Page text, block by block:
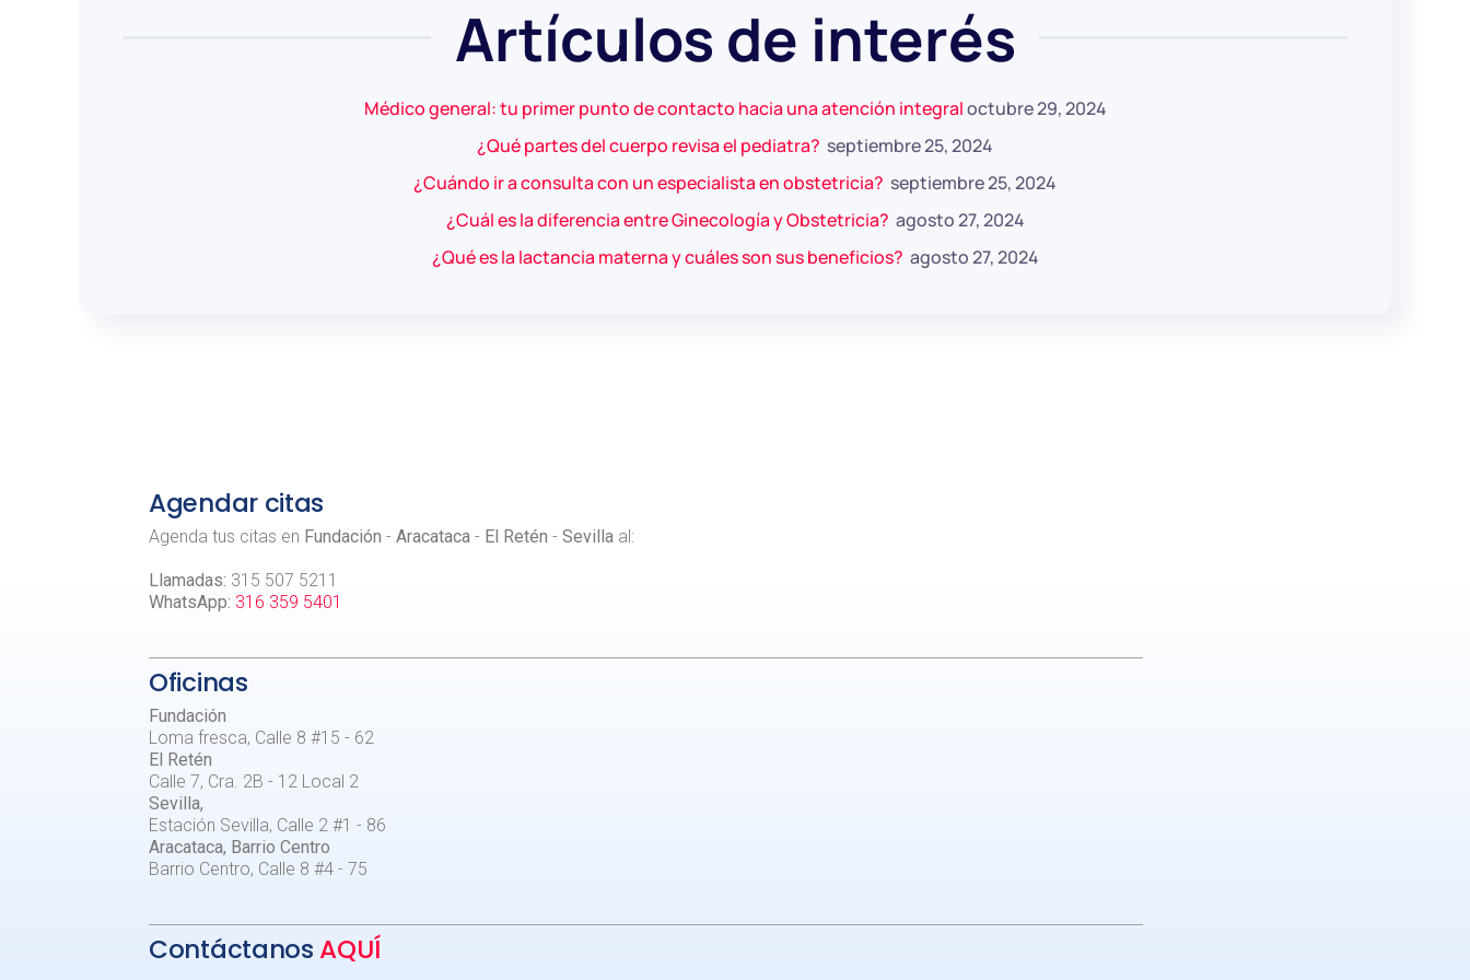
Artículos de interés
Médico general: tu primer punto de contacto hacia una atención integraloctubre 29, 2024
¿Qué partes del cuerpo revisa el pediatra? septiembre 25, 2024
¿Cuándo ir a consulta con un especialista en obstetricia? septiembre 25, 2024
¿Cuál es la diferencia entre Ginecología y Obstetricia? agosto 27, 2024
¿Qué es la lactancia materna y cuáles son sus beneficios? agosto 27, 2024
Agendar citas
Agenda tus citas en Fundación - Aracataca - El Retén - Sevilla al:
Llamadas: 315 507 5211
WhatsApp: 316 359 5401
Oficinas
Fundación
Loma fresca, Calle 8 #15 - 62
El Retén
Calle 7, Cra. 2B - 12 Local 2
Sevilla,
Estación Sevilla, Calle 2 #1 - 86
Aracataca, Barrio Centro
Barrio Centro, Calle 8 #4 - 75
Contáctanos AQUÍ